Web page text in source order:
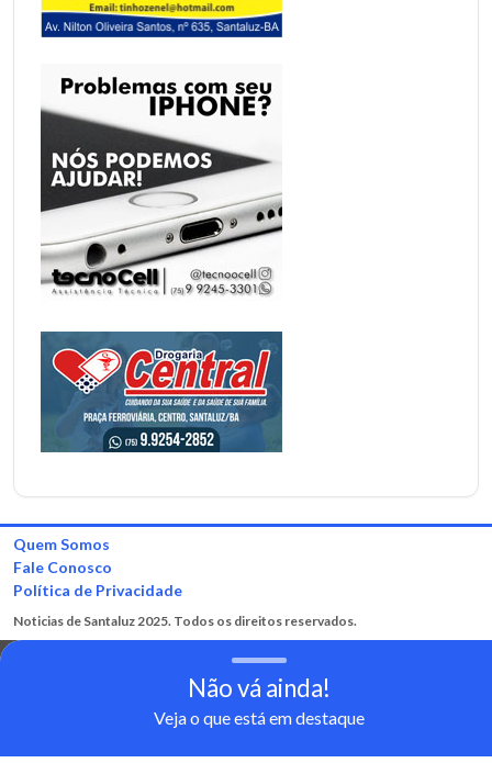
Quem Somos
Fale Conosco
Política de Privacidade
Noticias de Santaluz 2025. Todos os direitos reservados.
Não vá ainda!
Veja o que está em destaque